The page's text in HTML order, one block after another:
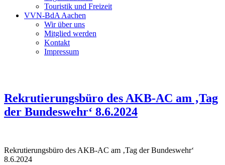
Touristik und Freizeit
VVN-BdA Aachen
Wir über uns
Mitglied werden
Kontakt
Impressum
Rekrutierungsbüro des AKB-AC am ‚Tag
der Bundeswehr‘ 8.6.2024
Rekrutierungsbüro des AKB-AC am ‚Tag der Bundeswehr‘
8.6.2024